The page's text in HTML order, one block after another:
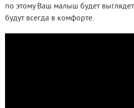
по этому Ваш малыш будет
будут всегда в комфорте.